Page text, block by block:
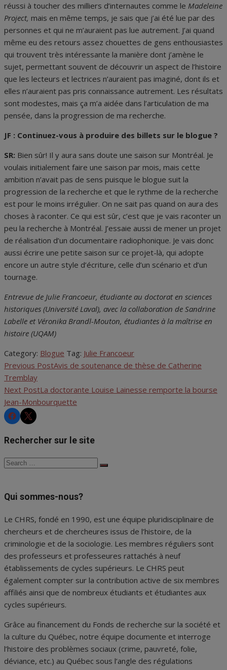
réussi à toucher des milliers d’internautes comme le Madeleine
Project, mais en même temps, je sais que j’ai été lue par des
personnes et qui ne m’auraient pas lue autrement. J’ai quand
même eu des retours assez chouettes de gens enthousiastes
qui trouvent très intéressante la manière dont j’amène le
sujet, permettant souvent de découvrir un aspect de l’histoire
que les lecteurs et lectrices n’auraient pas imaginé, dont ils et
elles n’auraient pas pris connaissance autrement. Les résultats
sont modestes, mais ça m’a aidée dans l’articulation de ma
pensée, dans la progression de ma recherche.
JF : Continuez-vous à produire des billets sur le blogue ?
SR: Bien sûr! Il y aura sans doute une saison sur Montréal. Je
voulais initialement faire une saison par mois, mais cette
ambition n’avait pas de sens puisque le blogue suit la
progression de la recherche et que le rythme de la recherche
est pour le moins irrégulier. On ne sait pas quand on aura des
choses à raconter. Ce qui est sûr, c’est que je vais raconter un
peu la recherche à Montréal. J’essaie aussi de mener un projet
de réalisation d’un documentaire radiophonique. Je vais donc
aussi écrire une petite saison sur ce projet-là, qui adopte
encore un autre style d’écriture, celle d’un scénario et d’un
tournage.
Entrevue de Julie Francoeur, étudiante au doctorat en sciences
historiques (Université Laval), avec la collaboration de Sandrine
Labelle et Véronika Brandl-Mouton, étudiantes à la maîtrise en
histoire (UQAM)
Category: Blogue Tag: Julie Francoeur
Navigation
de
l'article
Previous PostAvis de soutenance de thèse de Catherine
Tremblay
Next PostLa doctorante Louise Lainesse remporte la bourse
Jean-Monbourquette
CHRSCHRS
Rechercher sur le site
Search
Search
Qui sommes-nous?
Le CHRS, fondé en 1990, est une équipe pluridisciplinaire de
chercheurs et de chercheures issus de l’histoire, de la
criminologie et de la sociologie. Les membres réguliers sont
des professeurs et professeures rattachés à neuf
établissements de cycles supérieurs. Le CHRS peut
également compter sur la contribution active de six membres
affiliés ainsi que de nombreux étudiants et étudiantes aux
cycles supérieurs.
Grâce au financement du Fonds de recherche sur la société et
la culture du Québec, notre équipe documente et interroge
l’histoire des problèmes sociaux (crime, pauvreté, folie,
déviance, etc.) au Québec sous l’angle des régulations